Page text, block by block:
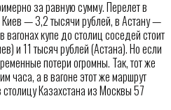
за равную сумму. Перелет в
— 3,2 тысячи рублей, в Астану —
купе до столиц соседей стоит
и 11 тысяч рублей (Астана). Но если
потери огромны. Так, тот же
часа, а в вагоне этот же маршрут
Казахстана из Москвы 57